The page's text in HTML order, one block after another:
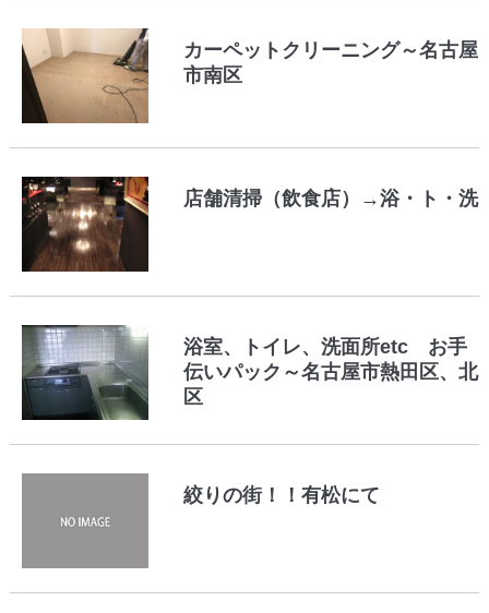
カーペットクリーニング～名古屋
市南区
店舗清掃（飲食店）→浴・ト・洗
浴室、トイレ、洗面所etc お手
伝いパック～名古屋市熱田区、北
区
絞りの街！！有松にて